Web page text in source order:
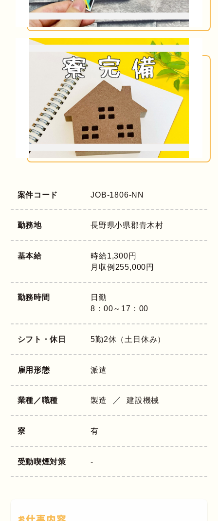
案件コード JOB-1806-NN
勤務地 長野県小県郡青木村
基本給
時給1,300円
月収例255,000円
勤務時間
日勤
8：00～17：00
シフト・休日 5勤2休（土日休み）
雇用形態 派遣
業種／職種 製造 建設機械
寮 有
受動喫煙対策 -
お仕事内容